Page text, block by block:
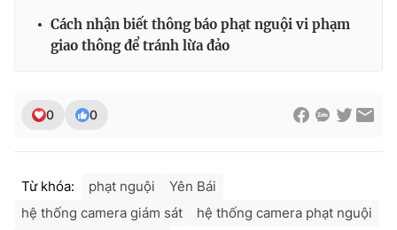
Cách nhận biết thông báo phạt nguội vi phạm
giao thông để tránh lừa đảo
0 0
Từ khóa: phạt nguội
Yên Bái
hệ thống camera giám sát
hệ thống camera phạt nguội